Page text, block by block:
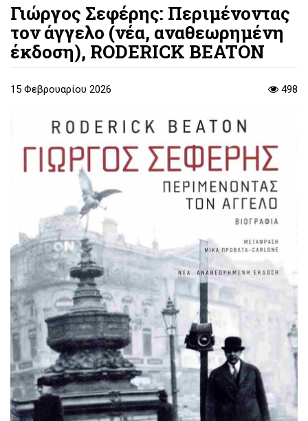
Γιώργος Σεφέρης: Περιμένοντας
τον άγγελο (νέα, αναθεωρημένη
έκδοση), RODERICK BEATON
15 Φεβρουαρίου 2026 498